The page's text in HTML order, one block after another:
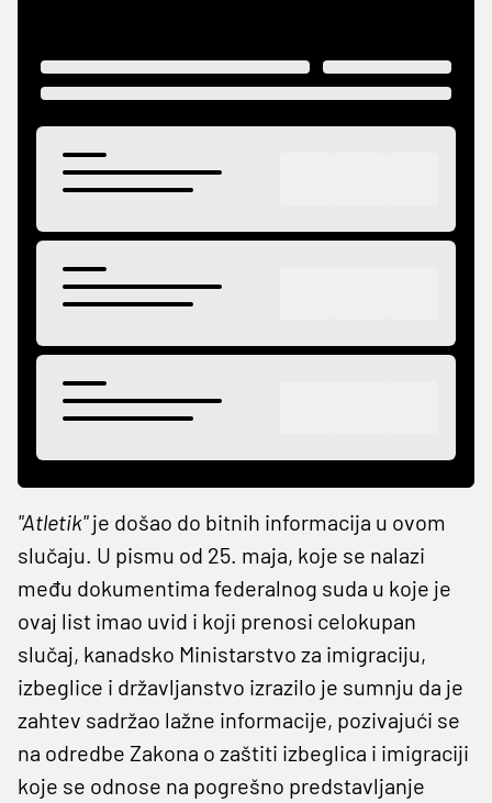
"Atletik"je došao do bitnih informacija u ovom
slučaju. U pismu od 25. maja, koje se nalazi
među dokumentima federalnog suda u koje je
ovaj list imao uvid i koji prenosi celokupan
slučaj, kanadsko Ministarstvo za imigraciju,
izbeglice i državljanstvo izrazilo je sumnju da je
zahtev sadržao lažne informacije, pozivajući se
na odredbe Zakona o zaštiti izbeglica i imigraciji
koje se odnose na pogrešno predstavljanje